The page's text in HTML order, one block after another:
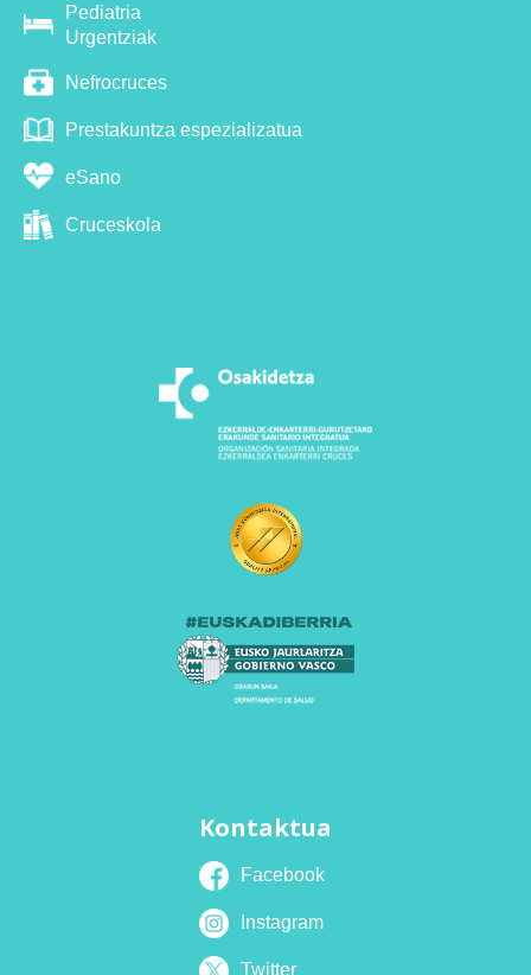
Pediatria
Urgentziak
Nefrocruces
Prestakuntza espezializatua
eSano
Cruceskola
Kontaktua
Facebook
Instagram
Twitter